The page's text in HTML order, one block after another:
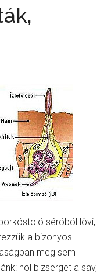
séróból lövi,
a bizonyos
meg sem
hol bizserget a sav,